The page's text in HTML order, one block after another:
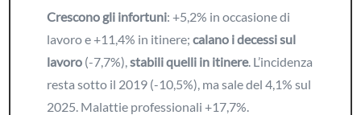
Crescono gli infortuni: +5,2% in occasione di
lavoro e +11,4% in itinere;calano i decessi sul
lavoro (-7,7%),stabili quelli in itinere. L’incidenza
resta sotto il 2019 (-10,5%), ma sale del 4,1% sul
2025. Malattie professionali +17,7%.